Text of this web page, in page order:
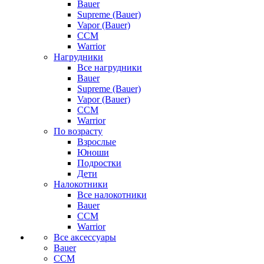
Bauer
Supreme (Bauer)
Vapor (Bauer)
CCM
Warrior
Нагрудники
Все нагрудники
Bauer
Supreme (Bauer)
Vapor (Bauer)
CCM
Warrior
По возрасту
Взрослые
Юноши
Подростки
Дети
Налокотники
Все налокотники
Bauer
CCM
Warrior
Все аксессуары
Bauer
CCM